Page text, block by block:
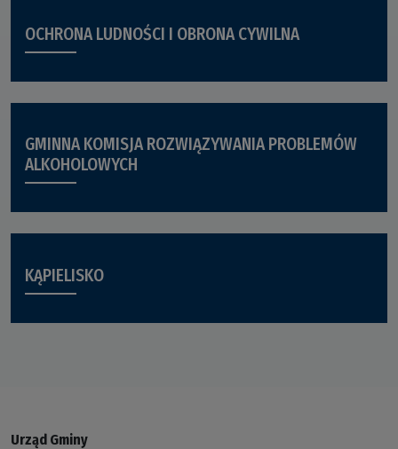
OCHRONA LUDNOŚCI I OBRONA CYWILNA
GMINNA KOMISJA ROZWIĄZYWANIA PROBLEMÓW
ALKOHOLOWYCH
KĄPIELISKO
Urząd Gminy